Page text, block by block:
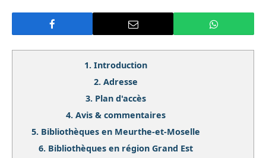
1. Introduction
2. Adresse
3. Plan d'accès
4. Avis & commentaires
5. Bibliothèques en Meurthe-et-Moselle
6. Bibliothèques en région Grand Est